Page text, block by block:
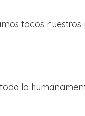
todos
lo